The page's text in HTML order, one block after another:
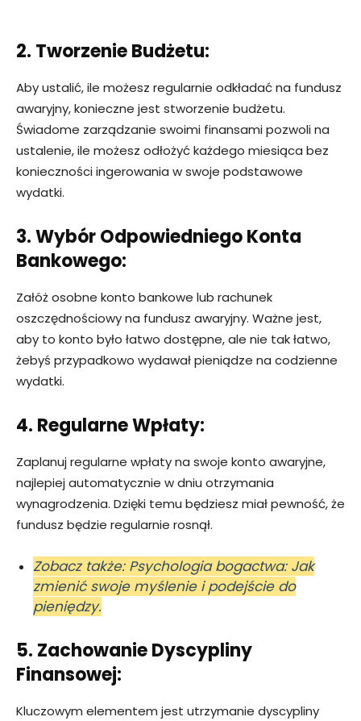
2. Tworzenie Budżetu:
Aby ustalić, ile możesz regularnie odkładać na fundusz
awaryjny, konieczne jest stworzenie budżetu.
Świadome zarządzanie swoimi finansami pozwoli na
ustalenie, ile możesz odłożyć każdego miesiąca bez
konieczności ingerowania w swoje podstawowe
wydatki.
3. Wybór Odpowiedniego Konta
Bankowego:
Załóż osobne konto bankowe lub rachunek
oszczędnościowy na fundusz awaryjny. Ważne jest,
aby to konto było łatwo dostępne, ale nie tak łatwo,
żebyś przypadkowo wydawał pieniądze na codzienne
wydatki.
4. Regularne Wpłaty:
Zaplanuj regularne wpłaty na swoje konto awaryjne,
najlepiej automatycznie w dniu otrzymania
wynagrodzenia. Dzięki temu będziesz miał pewność, że
fundusz będzie regularnie rosnął.
Zobacz także: Psychologia bogactwa: Jak
zmienić swoje myślenie i podejście do
pieniędzy.
5. Zachowanie Dyscypliny
Finansowej:
Kluczowym elementem jest utrzymanie dyscypliny